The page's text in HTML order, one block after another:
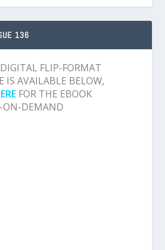
136
FLIP-FORMAT
IS AVAILABLE BELOW,
FOR THE EBOOK
ON-DEMAND